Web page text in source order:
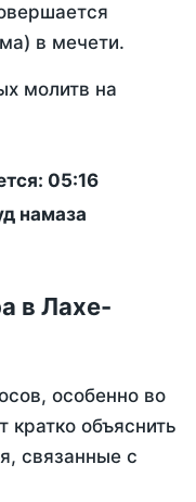
в мечети.
молитв на
05:16
намаза
в Лахе-
особенно во
объяснить
связанные с